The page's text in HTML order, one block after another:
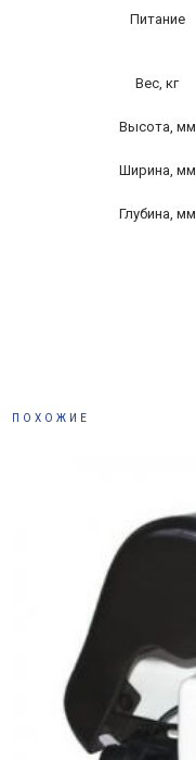
Питание
Вес, кг
Высота, мм
Ширина, мм
Глубина, мм
ПОХОЖИЕ